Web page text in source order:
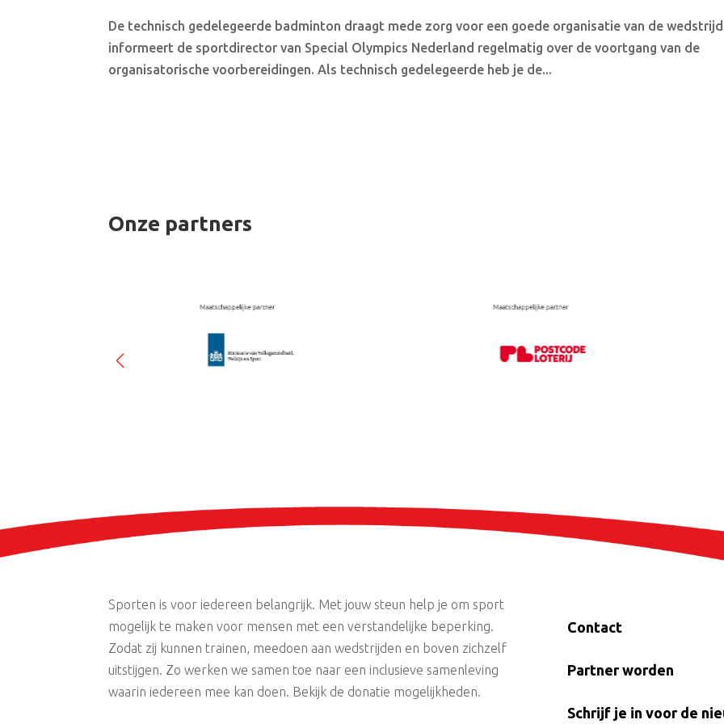
De technisch gedelegeerde badminton draagt mede zorg voor een goede organisatie van de
informeert de sportdirector van Special Olympics Nederland regelmatig over de voortgang van de
organisatorische voorbereidingen. Als technisch gedelegeerde heb je de...
Onze partners
Sporten is voor iedereen belangrijk. Met jouw steun help je om sport
mogelijk te maken voor mensen met een verstandelijke beperking.
Zodat zij kunnen trainen, meedoen aan wedstrijden en boven zichzelf
uitstijgen. Zo werken we samen toe naar een inclusieve samenleving
waarin iedereen mee kan doen. Bekijk de donatie mogelijkheden.
Contact
Partner worden
Schrijf je in voor de